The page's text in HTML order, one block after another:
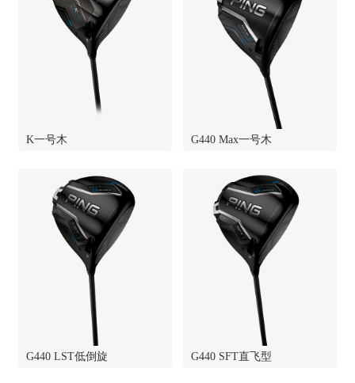
K一号木 G440 Max一号木
G440 LST低倒旋 G440 SFT直飞型